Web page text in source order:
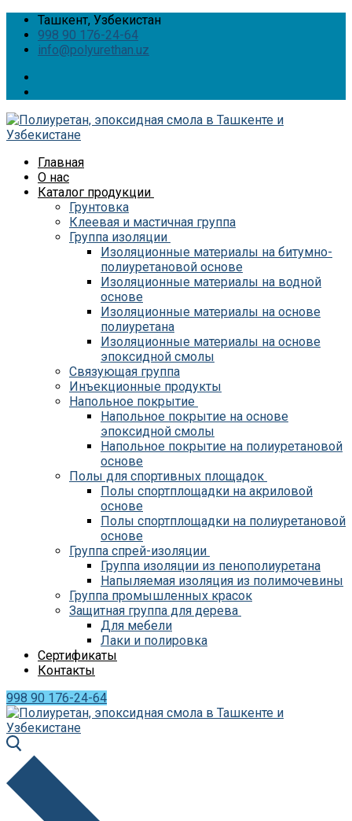
Перейти
содержимому
Меню
ЗакрытьТашкент, Узбекистан
998 90 176-24-64
info@polyurethan.uz
Главная
О нас
Каталог продукции
Грунтовка
Клеевая и мастичная группа
Группа изоляции
Изоляционные материалы на битумно-
полиуретановой основе
Изоляционные материалы на водной
основе
Изоляционные материалы на основе
полиуретана
Изоляционные материалы на основе
эпоксидной смолы
Связующая группа
Инъекционные продукты
Напольное покрытие
Напольное покрытие на основе
эпоксидной смолы
Напольное покрытие на полиуретановой
основе
Полы для спортивных площадок
Полы спортплощадки на акриловой
основе
Полы спортплощадки на полиуретановой
основе
Группа спрей-изоляции
Группа изоляции из пенополиуретана
Напыляемая изоляция из полимочевины
Группа промышленных красок
Защитная группа для дерева
Для мебели
Лаки и полировка
Сертификаты
Контакты
998 90 176-24-64